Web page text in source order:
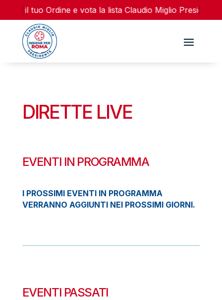
il tuo Ordine e vota la lista Claudio Miglio Presidente
DIRETTE LIVE
EVENTI IN PROGRAMMA
I PROSSIMI EVENTI IN PROGRAMMA
VERRANNO AGGIUNTI NEI PROSSIMI GIORNI.
EVENTI PASSATI